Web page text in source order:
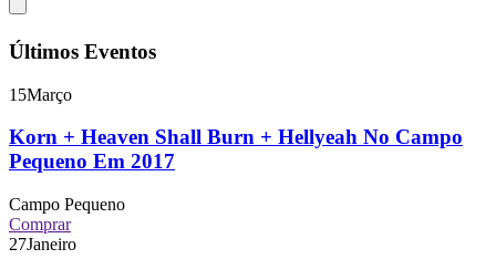
Últimos Eventos
15Março
Korn + Heaven Shall Burn + Hellyeah No Campo
Pequeno Em 2017
Campo Pequeno
Comprar
27Janeiro